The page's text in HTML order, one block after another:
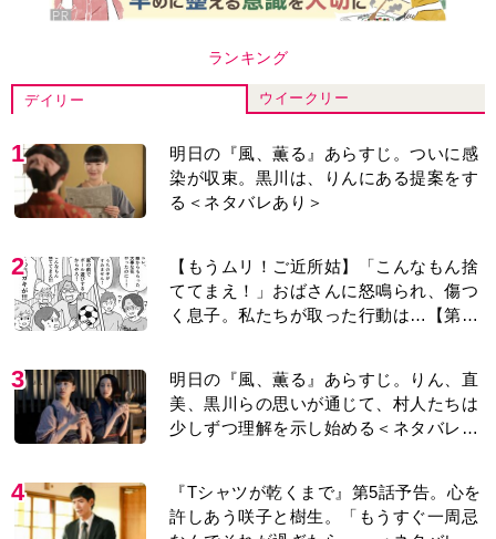
ランキング
デイリー ウイークリー
1
明日の『風、薫る』あらすじ。ついに感
染が収束。黒川は、りんにある提案をす
る＜ネタバレあり＞
2
【もうムリ！ご近所姑】「こんなもん捨
ててまえ！」おばさんに怒鳴られ、傷つ
く息子。私たちが取った行動は…【第3
3
明日の『風、薫る』あらすじ。りん、直
美、黒川らの思いが通じて、村人たちは
少しずつ理解を示し始める＜ネタバレあ
4
『Tシャツが乾くまで』第5話予告。心を
許しあう咲子と樹生。「もうすぐ一周忌